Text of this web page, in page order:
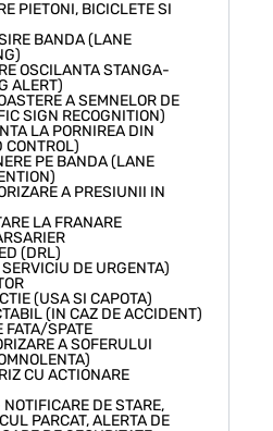
PIETONI, BICICLETE SI
BANDA (LANE
OSCILANTA STANGA-
ALERT)
A SEMNELOR DE
SIGN RECOGNITION)
LA PORNIREA DIN
CONTROL)
PE BANDA (LANE
A PRESIUNII IN
LA FRANARE
(DRL)
DE URGENTA)
(USA SI CAPOTA)
(IN CAZ DE ACCIDENT)
FATA/SPATE
A SOFERULUI
CU ACTIONARE
DE STARE,
PARCAT, ALERTA DE